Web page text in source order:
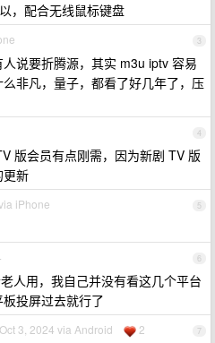
，配合无线鼠标键盘
3
说要折腾源，其实 m3u iptv 容易
非凡，量子，都看了好几年了，压
4
版会员有点刚需，因为新剧 TV 版
更新
5
iPhone
6
人用，我自己并没有看这几个平台
投屏过去就行了
7
Oct 3, 2024 via Android 2